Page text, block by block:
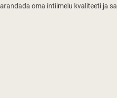
oma intiimelu kvaliteeti ja